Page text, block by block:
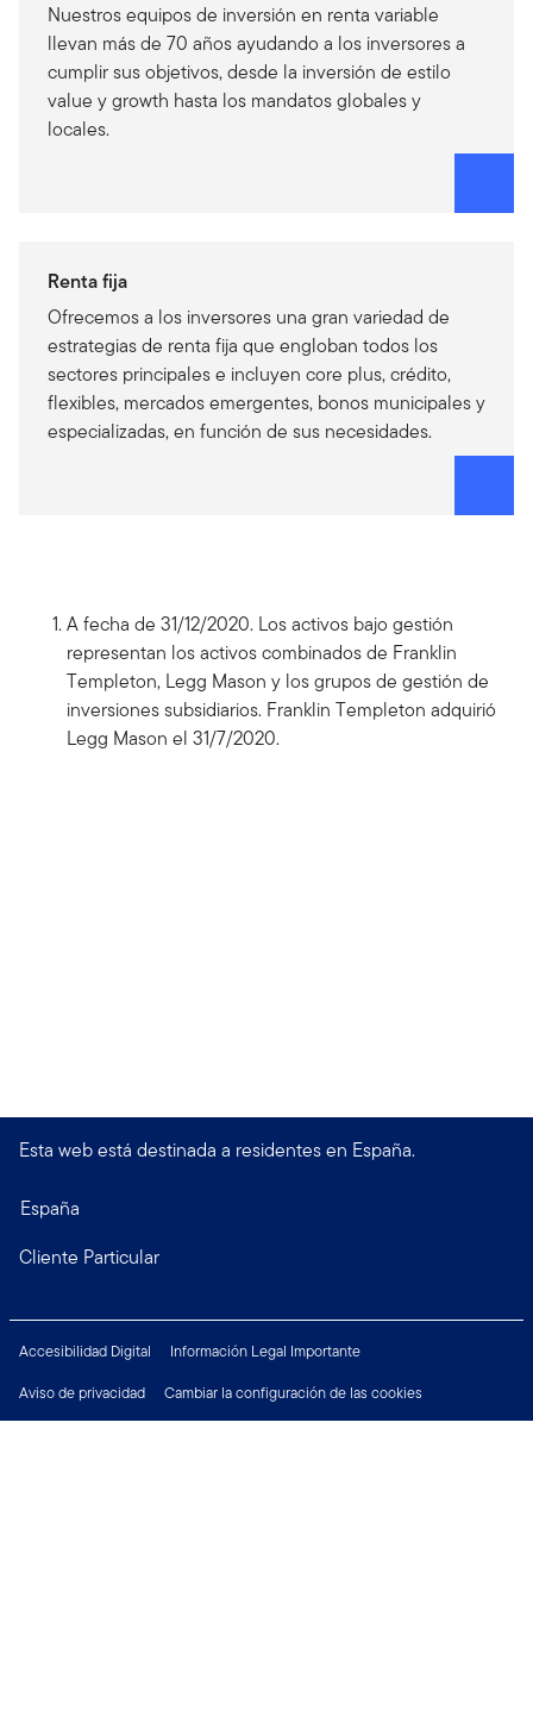
Nuestros equipos de inversión en renta variable
llevan más de 70 años ayudando a los inversores a
cumplir sus objetivos, desde la inversión de estilo
value y growth hasta los mandatos globales y
locales.
Renta fija
Ofrecemos a los inversores una gran variedad de
estrategias de renta fija que engloban todos los
sectores principales e incluyen core plus, crédito,
flexibles, mercados emergentes, bonos municipales y
especializadas, en función de sus necesidades.
A fecha de 31/12/2020. Los activos bajo gestión
representan los activos combinados de Franklin
Templeton, Legg Mason y los grupos de gestión de
inversiones subsidiarios. Franklin Templeton adquirió
Legg Mason el 31/7/2020.
Esta web está destinada a residentes en España.
España
Cliente Particular
Accesibilidad Digital
Información Legal Importante
Aviso de privacidad
Cambiar la configuración de las cookies